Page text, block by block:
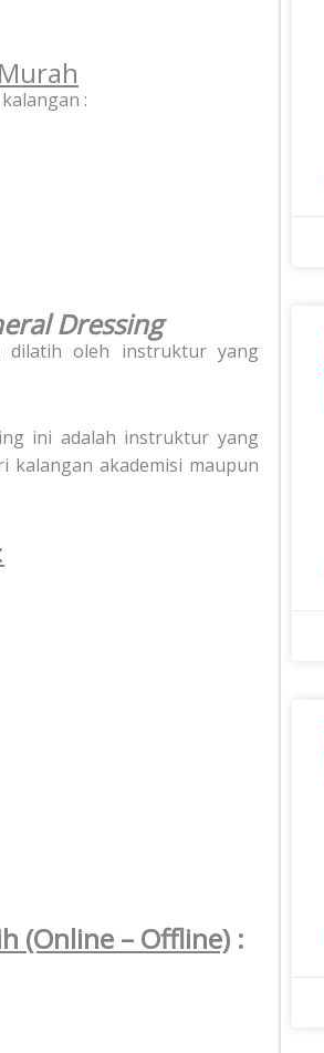
:
Dressing
dilatih oleh instruktur yang
ini adalah instruktur yang
kalangan akademisi maupun
(Online – Offline) :